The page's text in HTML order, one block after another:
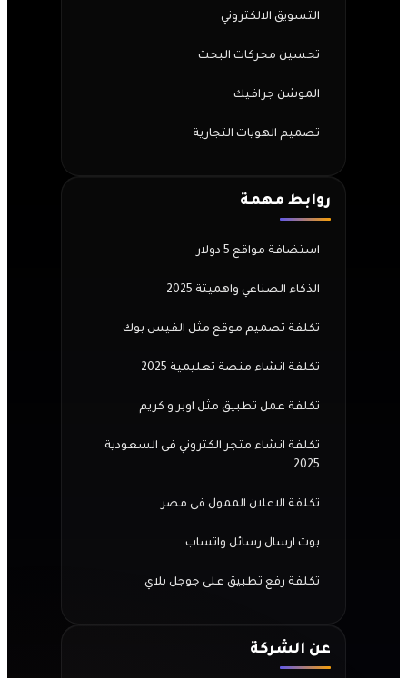
التسويق الالكتروني
تحسين محركات البحث
الموشن جرافيك
تصميم الهويات التجارية
روابط مهمة
استضافة مواقع 5 دولار
الذكاء الصناعي واهميتة 2025
تكلفة تصميم موقع مثل الفيس بوك
تكلفة انشاء منصة تعليمية 2025
تكلفة عمل تطبيق مثل اوبر و كريم
تكلفة انشاء متجر الكتروني فى السعودية
2025
تكلفة الاعلان الممول فى مصر
بوت ارسال رسائل واتساب
تكلفة رفع تطبيق على جوجل بلاي
عن الشركة